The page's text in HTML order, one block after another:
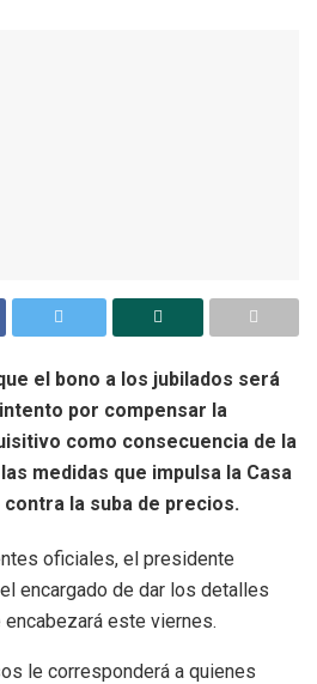
el bono a los jubilados será
por compensar la
como consecuencia de la
medidas que impulsa la Casa
contra la suba de precios.
oficiales, el presidente
encargado de dar los detalles
este viernes.
le corresponderá a quienes